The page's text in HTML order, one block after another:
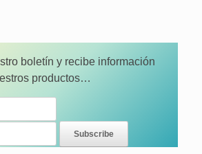
boletín y recibe información
productos…